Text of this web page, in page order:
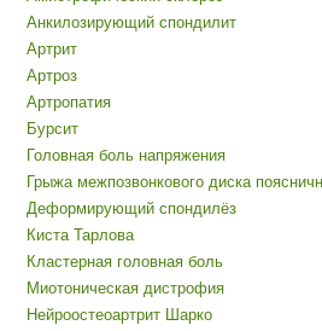
Анкилозирующий спондилит
Артрит
Артроз
Артропатия
Бурсит
Головная боль напряжения
Грыжа межпозвонкового диска
Деформирующий спондилёз
Киста Тарлова
Кластерная головная боль
Миотоническая дистрофия
Нейроостеоартрит Шарко